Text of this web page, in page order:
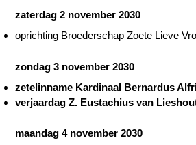
zaterdag 2 november 2030
oprichting Broederschap Zoete Lieve
zondag 3 november 2030
zetelinname Kardinaal Bernardus
verjaardag Z. Eustachius van
maandag 4 november 2030